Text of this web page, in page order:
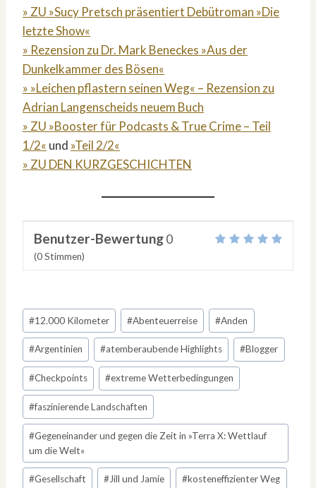
» ZU »Sucy Pretsch präsentiert Debütroman »Die
letzte Show«
» Rezension zu Dr. Mark Beneckes »Aus der
Dunkelkammer des Bösen«
» »Leichen pflastern seinen Weg« – Rezension zu
Adrian Langenscheids neuem Buch
» ZU »Booster für Podcasts & True Crime – Teil
1/2« und »Teil 2/2«
» ZU DEN KURZGESCHICHTEN
Benutzer-Bewertung0
(0Stimmen)
Schlagworte:
#12.000 Kilometer #Abenteuerreise #Anden
#Argentinien #atemberaubende Highlights #Blogger
#Checkpoints #extreme Wetterbedingungen
#faszinierende Landschaften
#Gegeneinander und gegen die Zeit in »Terra X: Wettlauf
um die Welt«
#Gesellschaft #Jill und Jamie #kosteneffizienter Weg